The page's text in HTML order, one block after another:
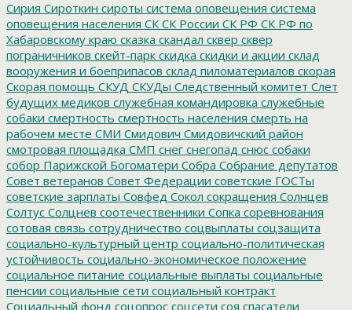
Сирия Сироткин сироты система оповещения система
оповещения населения СК СК России СК РФ СК РФ по
Хабаровскому краю сказка скандал сквер сквер
пограничников скейт-парк скидка скидки и акции склад
вооружения и боеприпасов склад пиломатериалов скорая
Скорая помощь СКУД СКУДы Следственный комитет Слет
будущих медиков служебная командировка служебные
собаки смертность смертность населения смерть на
рабочем месте СМИ Смидович Смидовичский район
смотровая площадка СМП снег снегопад снюс собаки
собор Парижской Богоматери Собра Собрание депутатов
Совет ветеранов Совет Федерации советские ГОСТы
советские зарплаты Совфед Сокол сокращения Солнцев
Солтус Солцнев соотечественники Сопка соревнования
сотовая связь сотрудничество соцвыплаты соцзащита
социально-культурный центр социально-политическая
устойчивость социально-экономическое положение
социальное питание социальные выплаты социальные
пенсии социальные сети социальный контракт
Социальный фонд соцопрос соцсети соя спасатели